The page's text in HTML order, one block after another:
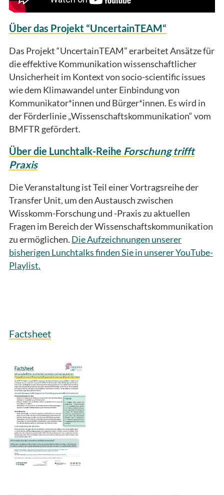
Über das Projekt “UncertainTEAM“
Das Projekt “UncertainTEAM” erarbeitet Ansätze für
die effektive Kommunikation wissenschaftlicher
Unsicherheit im Kontext von socio-scientific issues
wie dem Klimawandel unter Einbindung von
Kommunikator*innen und Bürger*innen. Es wird in
der Förderlinie „Wissenschaftskommunikation“ vom
BMFTR gefördert.
Über die Lunchtalk-Reihe Forschung trifft
Praxis
Die Veranstaltung ist Teil einer Vortragsreihe der
Transfer Unit, um den Austausch zwischen
Wisskomm-Forschung und -Praxis zu aktuellen
Fragen im Bereich der Wissenschaftskommunikation
zu ermöglichen. Die Aufzeichnungen unserer
bisherigen Lunchtalks finden Sie in unserer YouTube-
Playlist.
Factsheet